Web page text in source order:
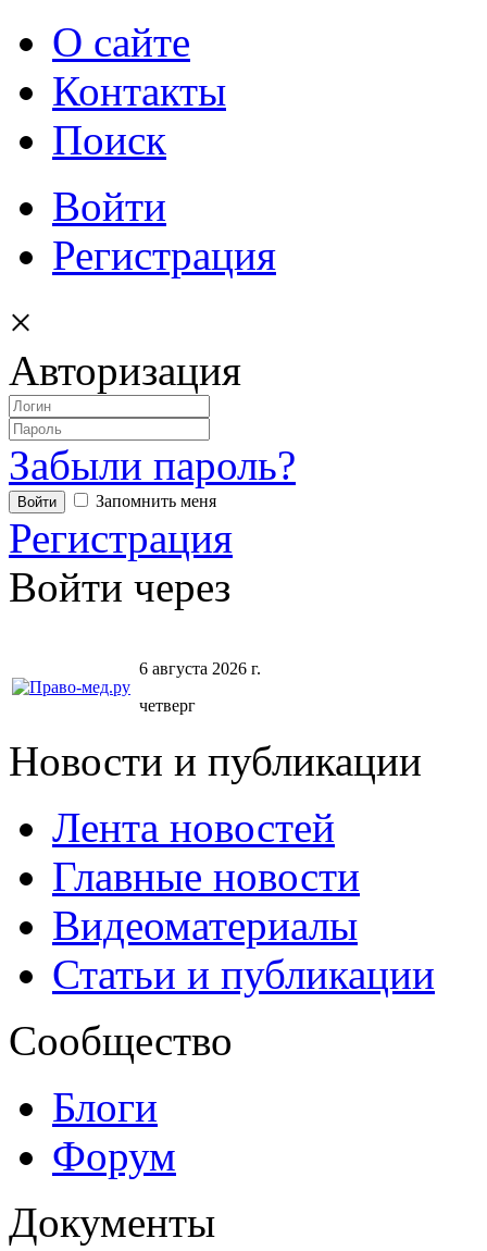
О сайте
Контакты
Поиск
Войти
Регистрация
×
Авторизация
Забыли пароль?
Запомнить меня
Регистрация
Войти через
6 августа 2026 г.
четверг
Новости и публикации
Лента новостей
Главные новости
Видеоматериалы
Статьи и публикации
Сообщество
Блоги
Форум
Документы